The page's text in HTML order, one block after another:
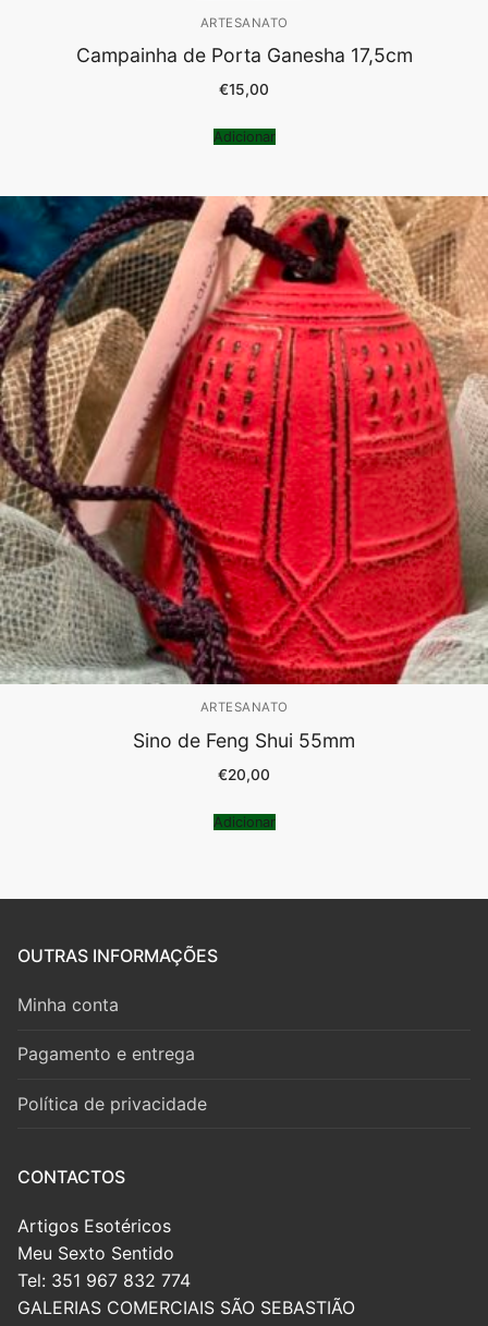
ARTESANATO
Campainha de Porta Ganesha 17,5cm
€15,00
Adicionar
ARTESANATO
Sino de Feng Shui 55mm
€20,00
Adicionar
OUTRAS INFORMAÇÕES
Minha conta
Pagamento e entrega
Política de privacidade
CONTACTOS
Artigos Esotéricos
Meu Sexto Sentido
Tel: 351 967 832 774
GALERIAS COMERCIAIS SÃO SEBASTIÃO